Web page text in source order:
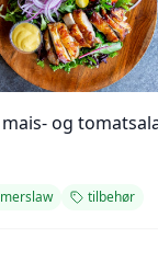
og
tilbehør